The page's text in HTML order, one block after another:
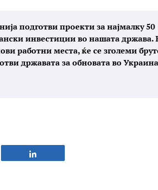
подготви проекти за најмалку 50
инвестиции во нашата држава.
работни места, ќе се зголеми
државата за обновата во